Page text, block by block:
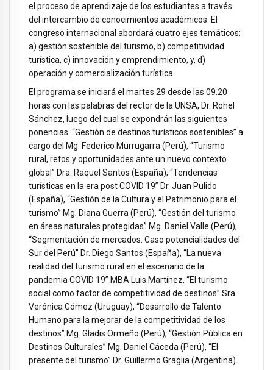
el proceso de aprendizaje de los estudiantes a través
del intercambio de conocimientos académicos. El
congreso internacional abordará cuatro ejes temáticos:
a) gestión sostenible del turismo, b) competitividad
turística, c) innovación y emprendimiento, y, d)
operación y comercialización turística.
El programa se iniciará el martes 29 desde las 09.20
horas con las palabras del rector de la UNSA, Dr. Rohel
Sánchez, luego del cual se expondrán las siguientes
ponencias. “Gestión de destinos turísticos sostenibles” a
cargo del Mg. Federico Murrugarra (Perú), “Turismo
rural, retos y oportunidades ante un nuevo contexto
global” Dra. Raquel Santos (España); “Tendencias
turísticas en la era post COVID 19” Dr. Juan Pulido
(España), “Gestión de la Cultura y el Patrimonio para el
turismo” Mg. Diana Guerra (Perú), “Gestión del turismo
en áreas naturales protegidas” Mg. Daniel Valle (Perú),
“Segmentación de mercados. Caso potencialidades del
Sur del Perú” Dr. Diego Santos (España), “La nueva
realidad del turismo rural en el escenario de la
pandemia COVID 19” MBA Luis Martínez, “El turismo
social como factor de competitividad de destinos” Sra.
Verónica Gómez (Uruguay), “Desarrollo de Talento
Humano para la mejorar de la competitividad de los
destinos” Mg. Gladis Ormeño (Perú), “Gestión Pública en
Destinos Culturales” Mg. Daniel Cáceda (Perú), “El
presente del turismo” Dr. Guillermo Graglia (Argentina).